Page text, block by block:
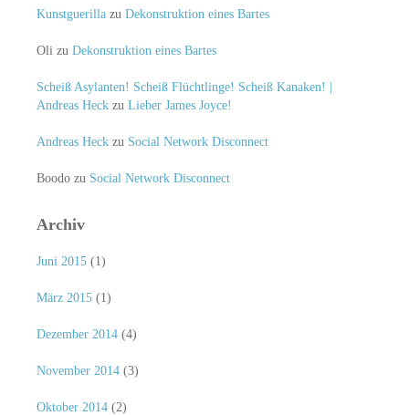
Kunstguerillazu Dekonstruktion eines Bartes
Oli zu Dekonstruktion eines Bartes
Scheiß Asylanten! Scheiß Flüchtlinge! Scheiß Kanaken! |
Andreas Heckzu Lieber James Joyce!
Andreas Heckzu Social Network Disconnect
Boodozu Social Network Disconnect
Archiv
Juni 2015(1)
März 2015(1)
Dezember 2014(4)
November 2014(3)
Oktober 2014(2)